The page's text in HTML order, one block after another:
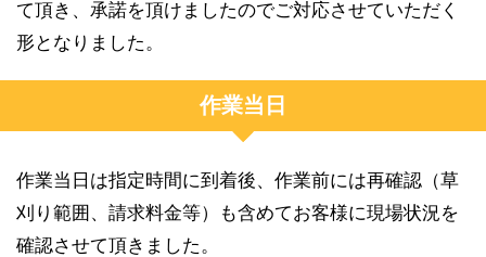
て頂き、承諾を頂けましたのでご対応させていただく
形となりました。
作業当日
作業当日は指定時間に到着後、作業前には再確認（草
刈り範囲、請求料金等）も含めてお客様に現場状況を
確認させて頂きました。